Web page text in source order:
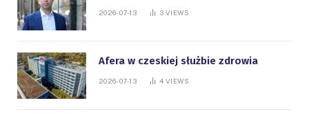
2026-07-13 3 VIEWS
Afera w czeskiej służbie zdrowia
2026-07-13 4 VIEWS